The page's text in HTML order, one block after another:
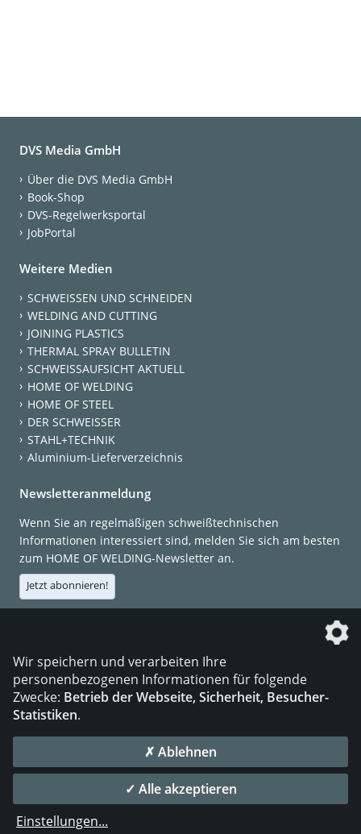
DVS Media GmbH
Über die DVS Media GmbH
Book-Shop
DVS-Regelwerksportal
JobPortal
Weitere Medien
SCHWEISSEN UND SCHNEIDEN
WELDING AND CUTTING
JOINING PLASTICS
THERMAL SPRAY BULLETIN
SCHWEISSAUFSICHT AKTUELL
HOME OF WELDING
HOME OF STEEL
DER SCHWEISSER
STAHL+TECHNIK
Aluminium-Lieferverzeichnis
Newsletteranmeldung
Wenn Sie an regelmäßigen schweißtechnischen
Informationen interessiert sind, melden Sie sich am besten
zum HOME OF WELDING-Newsletter an.
Jetzt abonnieren!
Die DVS Media GmbH ist ein Unternehmen der
© 2026 DVS Media GmbH
Datenschutzeinstellungen
die profilschmiede - Internetagentur
Wir speichern und verarbeiten Ihre
personenbezogenen Informationen für folgende
Zwecke: Betrieb der Webseite, Sicherheit, Besucher-
Statistiken.
✗ Ablehnen
✓ Alle akzeptieren
Einstellungen...